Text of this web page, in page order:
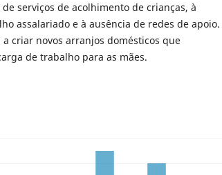
serviços de acolhimento de crianças, à
assalariado e à ausência de redes de apoio.
criar novos arranjos domésticos que
de trabalho para as mães.